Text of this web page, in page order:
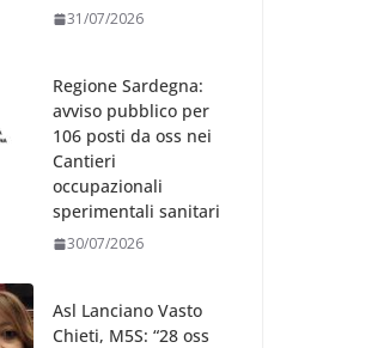
31/07/2026
Regione Sardegna:
avviso pubblico per
106 posti da oss nei
Cantieri
occupazionali
sperimentali sanitari
30/07/2026
Asl Lanciano Vasto
Chieti, M5S: “28 oss